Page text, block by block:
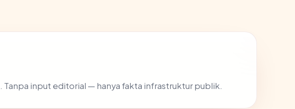
. Tanpa input editorial — hanya fakta infrastruktur publik.